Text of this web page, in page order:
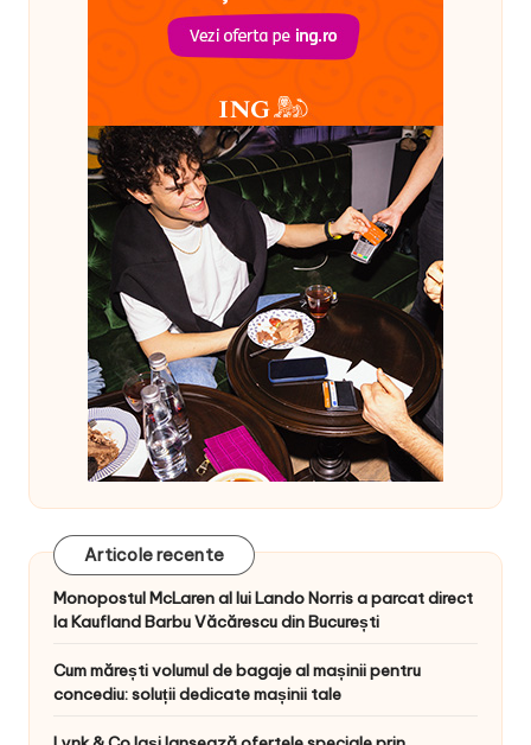
Articole recente
Monopostul McLaren al lui Lando Norris a parcat direct
la Kaufland Barbu Văcărescu din București
Cum mărești volumul de bagaje al mașinii pentru
concediu: soluții dedicate mașinii tale